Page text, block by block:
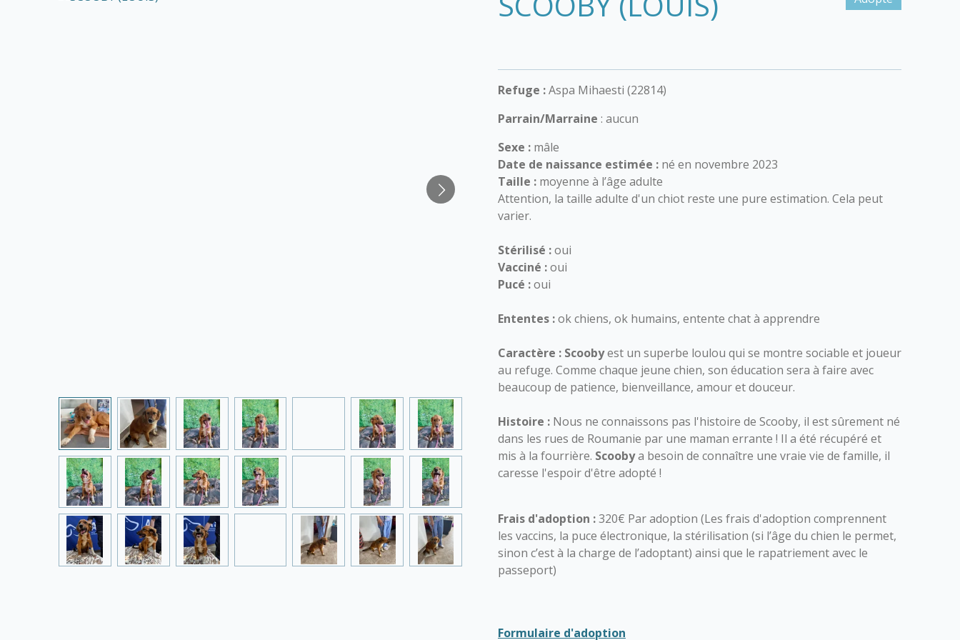
Refuge :Aspa Mihaesti (22814)
Parrain/Marraine : aucun
Sexe : mâle
Date de naissance estimée : né en novembre 2023
Taille : moyenne à l’âge adulte
Attention, la taille adulte d'un chiot reste une pure estimation. Cela peut
varier.
Stérilisé :oui
Vacciné :oui
Pucé :oui
Ententes :ok chiens, ok humains, entente chat à apprendre
Caractère : Scoobyest un superbe loulou qui se montre sociable et joueur
au refuge. Comme chaque jeune chien, son éducation sera à faire avec
beaucoup de patience, bienveillance, amour et douceur.
Histoire : Nous ne connaissons pas l'histoire de Scooby, il est sûrement né
dans les rues de Roumanie par une maman errante ! Il a été récupéré et
mis à la fourrière. Scoobya besoin de connaître une vraie vie de famille, il
caresse l'espoir d'être adopté !
Frais d'adoption :320€ Par adoption (Les frais d'adoption comprennent
les vaccins, la puce électronique, la stérilisation (si l’âge du chien le permet,
sinon c’est à la charge de l’adoptant) ainsi que le rapatriement avec le
passeport)
Formulaire d'adoption